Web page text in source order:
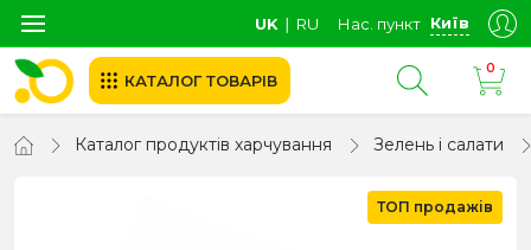
UK ∣ RU Нас. пункт Київ
КАТАЛОГ ТОВАРІВ
0
Каталог продуктів харчування Зелень і салати
ТОП продажів